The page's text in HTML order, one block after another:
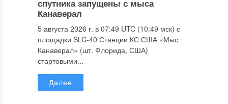
спутника запущены с мыса
Канаверал
5 августа 2026 г. в 07:49 UTC (10:49 мск) с
площадки SLC-40 Станции КС США «Мыс
Канаверал» (шт. Флорида, США)
стартовыми...
Далее